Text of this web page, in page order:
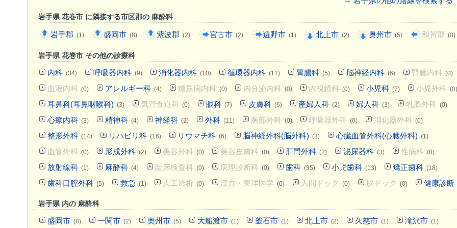
岩手県 花巻市 に隣接する市区郡の 麻酔科
岩手郡 (1) 盛岡市 (8) 紫波郡 (2) 宮古市 (2) 遠野市 (1) 北上市 (2) 奥州市 (5) 和賀郡 (0)
岩手県 花巻市 その他の診療科
内科 (34) 呼吸器内科 (9) 消化器内科 (10) 循環器内科 (11) 胃腸科 (5) 脳神経内科 (6) 腎臓内科 (0)
血液内科 (0) アレルギー科 (4) 糖尿病内科 (0) 内分泌内科 (0) 内視鏡科 (0) 小児科 (7) 小児外科 (0)
耳鼻科(耳鼻咽喉科) (3) 気管食道科 (0) 眼科 (7) 皮膚科 (6) 産婦人科 (2) 婦人科 (3) 乳腺外科 (0)
心療内科 (3) 精神科 (4) 神経科 (2) 外科 (11) 胸部外科 (0) 呼吸器外科 (0) 消化器外科 (0)
整形外科 (14) リハビリ科 (16) リウマチ科 (6) 脳神経外科(脳外科) (3) 心臓血管外科(心臓外科) (1)
血管外科 (0) 形成外科 (2) 美容外科 (0) 美容皮膚科 (0) 肛門外科 (2) 泌尿器科 (3) 性病科 (0)
放射線科 (1) 麻酔科 (4) 臨床検査科 (0) 病理診断科 (0) 歯科 (35) 小児歯科 (13) 矯正歯科 (18)
歯科口腔外科 (5) 救急 (1) 人工透析 (0) 漢方・東洋医学 (0) 人間ドック (0) 脳ドック (0) 健康診断
岩手県 内の 麻酔科
盛岡市 (8) 一関市 (2) 奥州市 (5) 大船渡市 (1) 釜石市 (1) 北上市 (2) 久慈市 (1) 滝沢市 (1)